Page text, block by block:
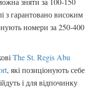
з гарантовано високим
номери за 250-400
The St. Regis Abu
, які позиціонують себе
і для відпочинку